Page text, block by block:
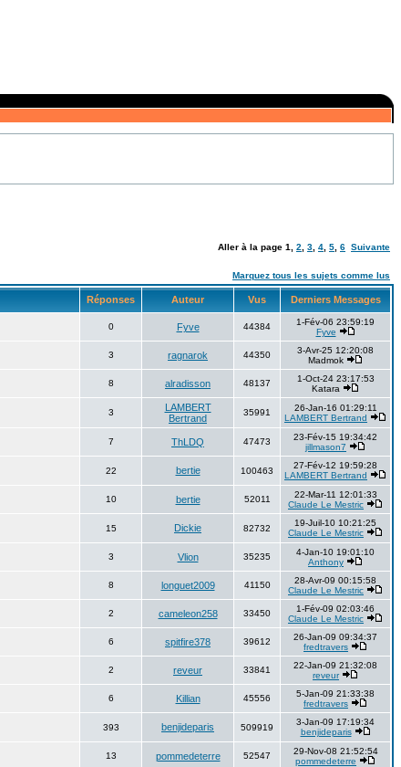
Aller à la page 1 2 3 4 5 6 Suivante
Marquez tous les sujets comme lus
Réponses Auteur Vus Derniers Messages
0 Fyve 44384
1-Fév-06 23:59:19
Fyve
3 ragnarok 44350
3-Avr-25 12:20:08
Madmok
8 alradisson 48137
1-Oct-24 23:17:53
Katara
3
LAMBERT
Bertrand
35991
26-Jan-16 01:29:11
LAMBERT Bertrand
7 ThLDQ 47473
23-Fév-15 19:34:42
jillmason7
22 bertie 100463
27-Fév-12 19:59:28
LAMBERT Bertrand
10 bertie 52011
22-Mar-11 12:01:33
Claude Le Mestric
15 Dickie 82732
19-Juil-10 10:21:25
Claude Le Mestric
3 Vlion 35235
4-Jan-10 19:01:10
Anthony
8 longuet2009 41150
28-Avr-09 00:15:58
Claude Le Mestric
2 cameleon258 33450
1-Fév-09 02:03:46
Claude Le Mestric
6 spitfire378 39612
26-Jan-09 09:34:37
fredtravers
2 reveur 33841
22-Jan-09 21:32:08
reveur
6 Killian 45556
5-Jan-09 21:33:38
fredtravers
393 benjideparis 509919
3-Jan-09 17:19:34
benjideparis
13 pommedeterre 52547
29-Nov-08 21:52:54
pommedeterre